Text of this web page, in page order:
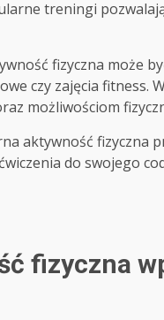
treningi
fizyczna może
czy zajęcia fitness.
możliwościom
aktywność fizyczna
do swojego
fizyczna